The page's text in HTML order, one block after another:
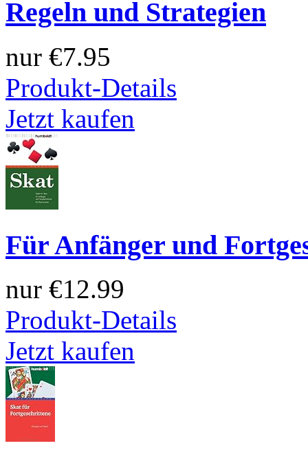
Regeln und Strategien
nur €7.95
Produkt-Details
Jetzt kaufen
Für Anfänger und
nur €12.99
Produkt-Details
Jetzt kaufen